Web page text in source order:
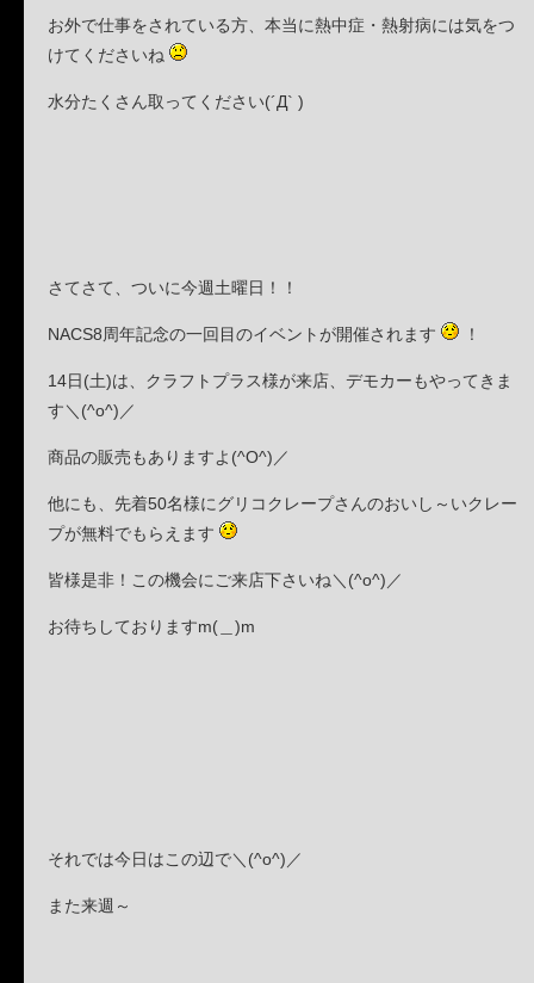
お外で仕事をされている方、本当に熱中症・熱射病には気をつ
けてくださいね
水分たくさん取ってください(´Д` )
さてさて、ついに今週土曜日！！
NACS8周年記念の一回目のイベントが開催されます ！
14日(土)は、クラフトプラス様が来店、デモカーもやってきま
す＼(^o^)／
商品の販売もありますよ(^O^)／
他にも、先着50名様にグリコクレープさんのおいし～いクレー
プが無料でもらえます
皆様是非！この機会にご来店下さいね＼(^o^)／
お待ちしておりますm(＿)m
それでは今日はこの辺で＼(^o^)／
また来週～